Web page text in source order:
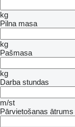
kg
Pilna masa
kg
Pašmasa
kg
Darba stundas
m/st
Pārvietošanas ātrums